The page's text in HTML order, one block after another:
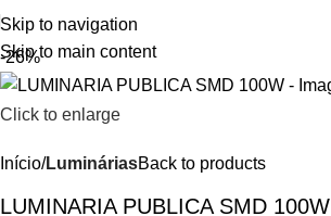
Skip to navigation
Skip to main content
-26%
Click to enlarge
Início LumináriasBack to products
LUMINARIA PUBLICA SMD 100W